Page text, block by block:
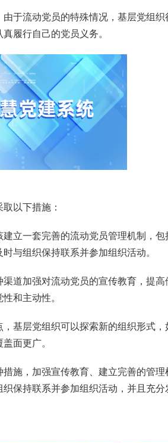
于流动党员的特殊情况，基层党组
履行自己的党员义务。
以下措施：
立一套完善的流动党员管理机制，
与组织保持联系并参加组织活动。
道加强对流动党员的宣传教育，提高
和主动性。
基层党组织可以探索新的组织形式，
面更广。
措施，加强宣传教育、建立完善的管理
保持联系并参加组织活动，并且充分